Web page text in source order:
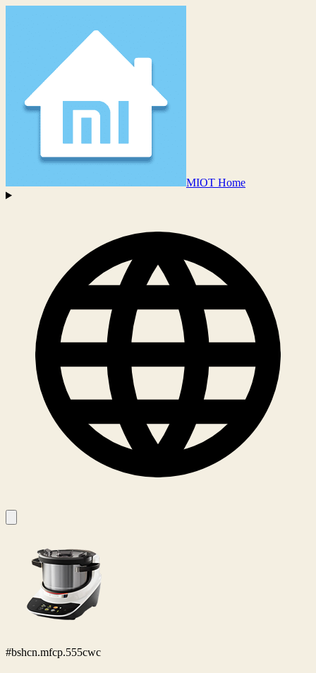
MIOT Home
#bshcn.mfcp.555cwc